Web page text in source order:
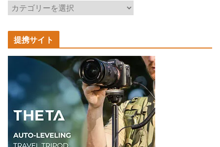
記
事
カ
テ
ゴ
ー
提携サイト